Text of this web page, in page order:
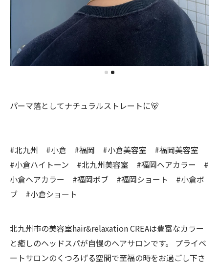
パーマ落としてナチュラルストレートに🐻
#北九州 #小倉 #福岡 #小倉美容室 #福岡美容室
#小倉ハイトーン #北九州美容室 #福岡ヘアカラー #
小倉ヘアカラー #福岡ボブ #福岡ショート #小倉ボ
ブ #小倉ショート
北九州市の美容室hair&relaxation CREAは豊富なカラー
と癒しのヘッドスパが自慢のヘアサロンです。 プライベ
ートサロンのくつろげる空間で至福の時をお過ごし下さ